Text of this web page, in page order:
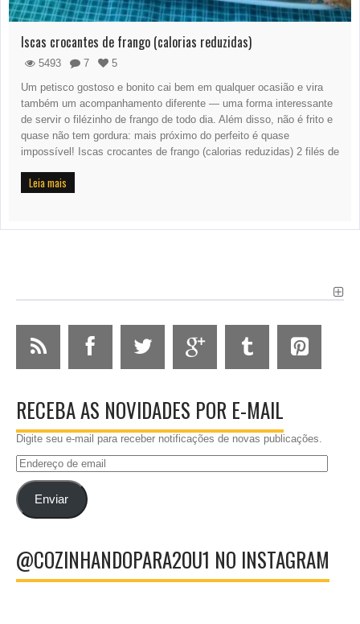
Iscas crocantes de frango (calorias reduzidas)
5493 7
5
Um petisco gostoso e bonito cai bem em qualquer ocasião e vira
também um acompanhamento diferente — uma forma interessante
de servir o filézinho de frango de todo dia. Além disso, não é frito e
quase não tem gordura: mais próximo do perfeito é quase
impossível! Iscas crocantes de frango (calorias reduzidas) 2 filés de
Leia mais
RECEBA AS NOVIDADES POR E-MAIL
Digite seu e-mail para receber notificações de novas publicações.
Endereço
emailEnviar
@COZINHANDOPARA2OU1 NO INSTAGRAM